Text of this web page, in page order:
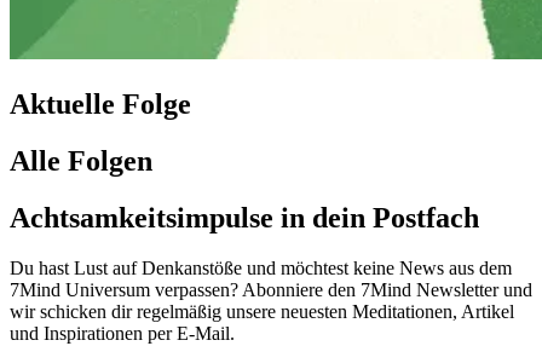
Aktuelle Folge
Alle Folgen
Achtsamkeitsimpulse in dein Postfach
Du hast Lust auf Denkanstöße und möchtest keine News aus dem
7Mind Universum verpassen? Abon­niere den 7Mind News­let­ter und
wir schicken dir regelmäßig unsere neuesten Meditationen, Artikel
und Inspirationen per E-Mail.